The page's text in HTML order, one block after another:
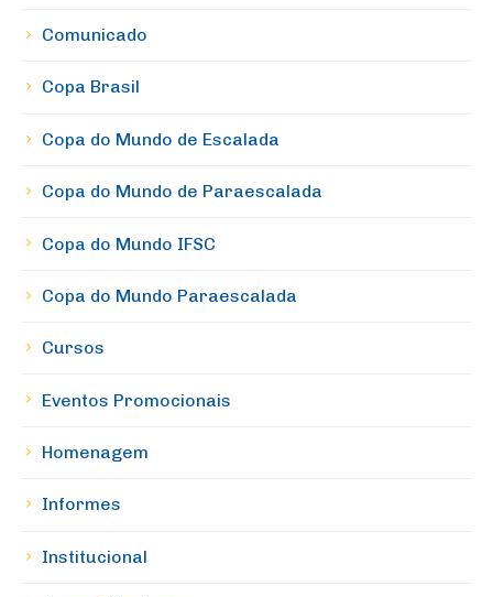
Comunicado
Copa Brasil
Copa do Mundo de Escalada
Copa do Mundo de Paraescalada
Copa do Mundo IFSC
Copa do Mundo Paraescalada
Cursos
Eventos Promocionais
Homenagem
Informes
Institucional